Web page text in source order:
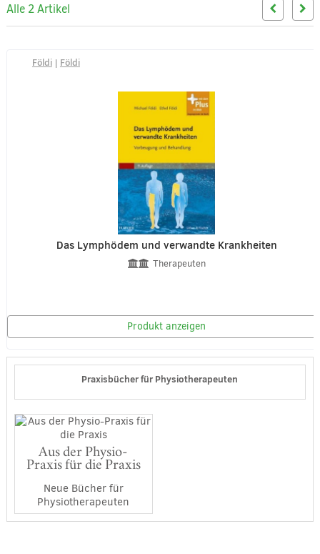
Alle 2 Artikel
Földi| Földi
Das Lymphödem und verwandte Krankheiten
Therapeuten
Produkt anzeigen
Praxisbücher für Physiotherapeuten
Aus der Physio-
Praxis für die Praxis
Neue Bücher für
Physiotherapeuten